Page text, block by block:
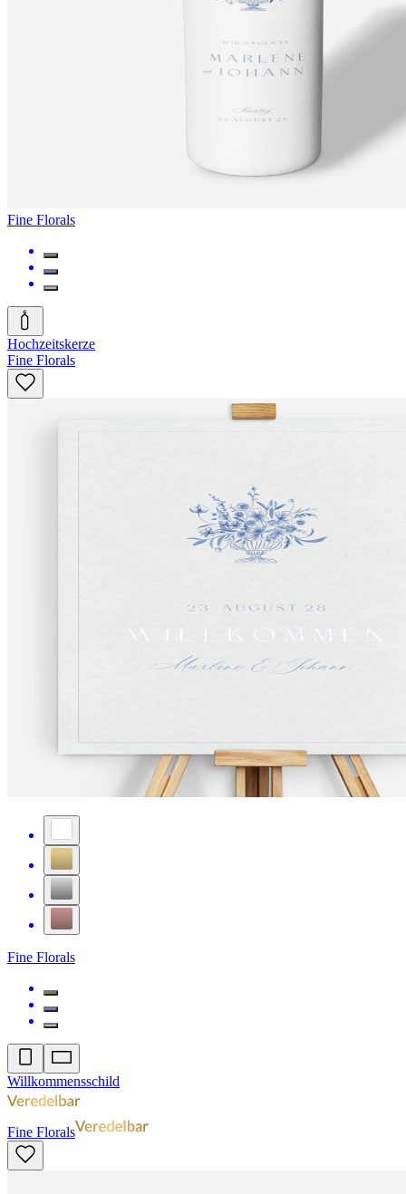
Fine Florals
Hochzeitskerze
Fine Florals
Fine Florals
Willkommensschild
Fine Florals